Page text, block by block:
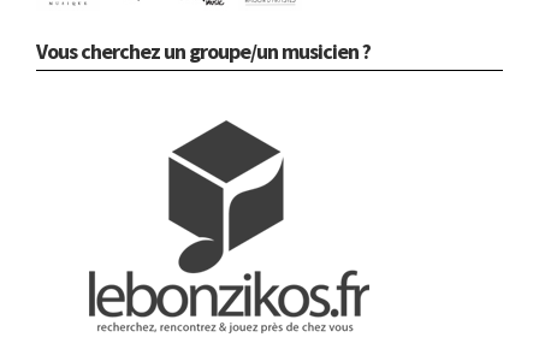
Vous cherchez un groupe/un musicien ?